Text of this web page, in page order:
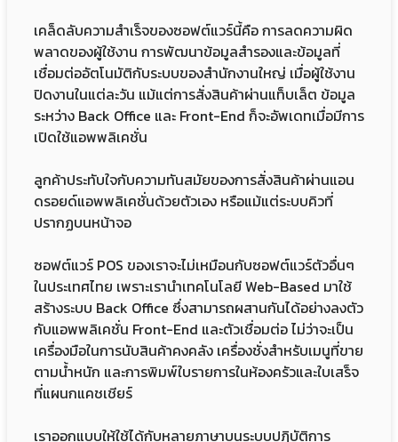
เคล็ดลับความสำเร็จของซอฟต์แวร์นี้คือ การลดความผิด
พลาดของผู้ใช้งาน การพัฒนาข้อมูลสำรองและข้อมูลที่
เชื่อมต่ออัตโนมัติกับระบบของสำนักงานใหญ่ เมื่อผู้ใช้งาน
ปิดงานในแต่ละวัน แม้แต่การสั่งสินค้าผ่านแท็บเล็ต ข้อมูล
ระหว่าง Back Office และ Front-End ก็จะอัพเดทเมื่อมีการ
เปิดใช้แอพพลิเคชั่น
ลูกค้าประทับใจกับความทันสมัยของการสั่งสินค้าผ่านแอน
ดรอยด์แอพพลิเคชั่นด้วยตัวเอง หรือแม้แต่ระบบคิวที่
ปรากฏบนหน้าจอ
ซอฟต์แวร์ POS ของเราจะไม่เหมือนกับซอฟต์แวร์ตัวอื่นๆ
ในประเทศไทย เพราะเรานำเทคโนโลยี Web-Based มาใช้
สร้างระบบ Back Office ซึ่งสามารถผสานกันได้อย่างลงตัว
กับแอพพลิเคชั่น Front-End และตัวเชื่อมต่อ ไม่ว่าจะเป็น
เครื่องมือในการนับสินค้าคงคลัง เครื่องชั่งสำหรับเมนูที่ขาย
ตามน้ำหนัก และการพิมพ์ใบรายการในห้องครัวและใบเสร็จ
ที่แผนกแคชเชียร์
เราออกแบบให้ใช้ได้กับหลายภาษาบนระบบปฏิบัติการ